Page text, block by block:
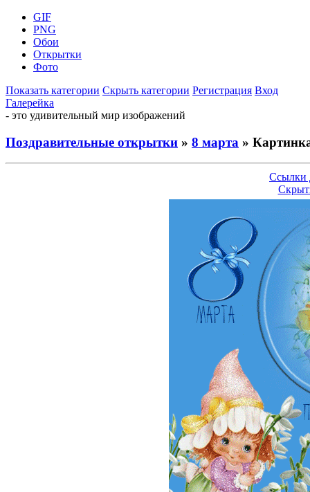
GIF
PNG
Обои
Открытки
Фото
Показать категории Скрыть категории Регистрация Вход
Галерейка
- это удивительный мир изображений
Поздравительные открытки » 8 марта »
Ссылки